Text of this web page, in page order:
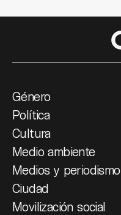
Género
Política
Cultura
Medio ambiente
Medios y periodismo
Ciudad
Movilización social